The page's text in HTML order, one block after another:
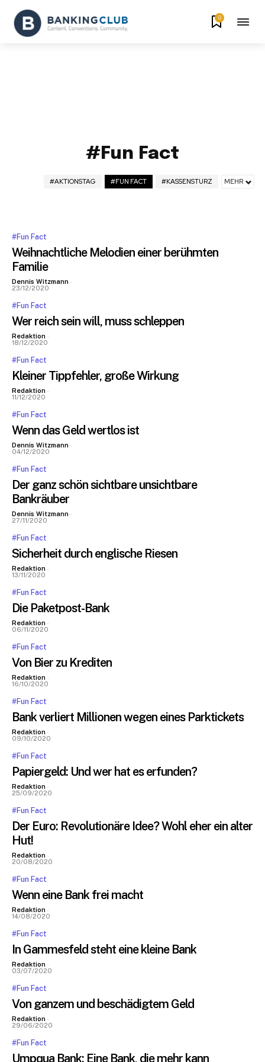
0
#Fun Fact
#AKTIONSTAG #FUN FACT #KASSENSTURZ MEHR
#Fun Fact
Weihnachtliche Melodien einer berühmten
Familie
Dennis Witzmann -
23/12/2020
#Fun Fact
Wer reich sein will, muss schleppen
Redaktion -
18/12/2020
#Fun Fact
Kleiner Tippfehler, große Wirkung
Redaktion -
11/12/2020
#Fun Fact
Wenn das Geld wertlos ist
Dennis Witzmann -
04/12/2020
#Fun Fact
Der ganz schön sichtbare unsichtbare
Bankräuber
Dennis Witzmann -
27/11/2020
#Fun Fact
Sicherheit durch englische Riesen
Redaktion -
13/11/2020
#Fun Fact
Die Paketpost-Bank
Redaktion -
06/11/2020
#Fun Fact
Von Bier zu Krediten
Redaktion -
16/10/2020
#Fun Fact
Bank verliert Millionen wegen eines Parktickets
Redaktion -
09/10/2020
#Fun Fact
Papiergeld: Und wer hat es erfunden?
Redaktion -
25/09/2020
#Fun Fact
Der Euro: Revolutionäre Idee? Wohl eher ein alter
Hut!
Redaktion -
20/08/2020
#Fun Fact
Wenn eine Bank frei macht
Redaktion -
14/08/2020
#Fun Fact
In Gammesfeld steht eine kleine Bank
Redaktion -
03/07/2020
#Fun Fact
Von ganzem und beschädigtem Geld
Redaktion -
29/06/2020
#Fun Fact
Umpqua Bank: Eine Bank, die mehr kann